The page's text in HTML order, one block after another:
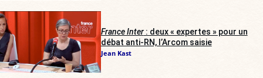
France Inter: deux « expertes » pour un
débat anti-RN, l’Arcom saisie
Jean Kast